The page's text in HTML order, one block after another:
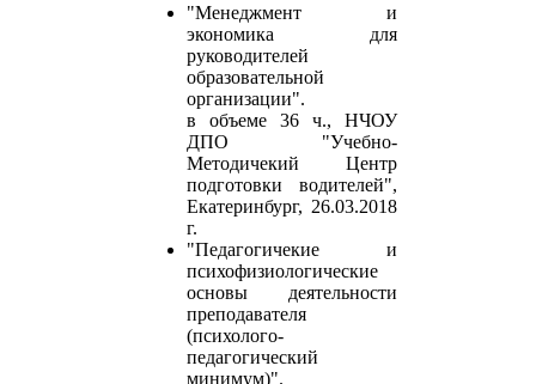
"Менеджмент и
экономика для
руководителей
образовательной
организации".
в объеме 36 ч., НЧОУ
ДПО "Учебно-
Методичекий Центр
подготовки водителей",
Екатеринбург, 26.03.2018
г.
"Педагогичекие и
психофизиологические
основы деятельности
преподавателя
(психолого-
педагогический
минимум)".